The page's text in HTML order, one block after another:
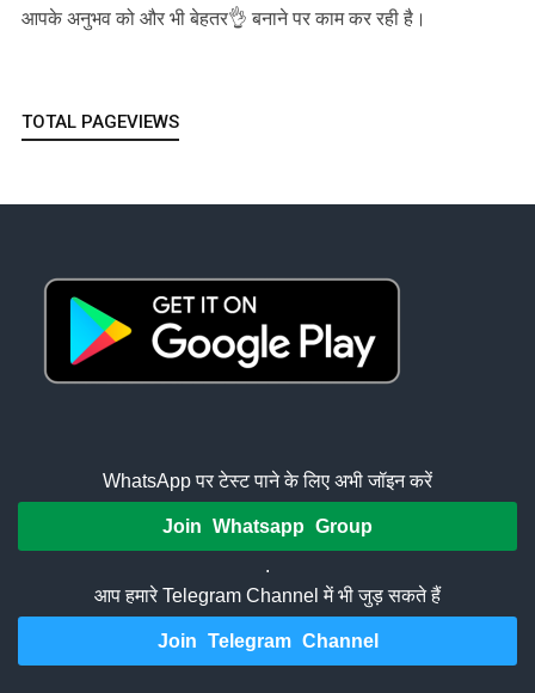
आपके अनुभव को और भी बेहतर👌 बनाने पर काम कर रही है।
TOTAL PAGEVIEWS
WhatsApp पर टेस्ट पाने के लिए अभी जॉइन करें
Join Whatsapp Group
.
आप हमारे Telegram Channel में भी जुड़ सकते हैं
Join Telegram Channel